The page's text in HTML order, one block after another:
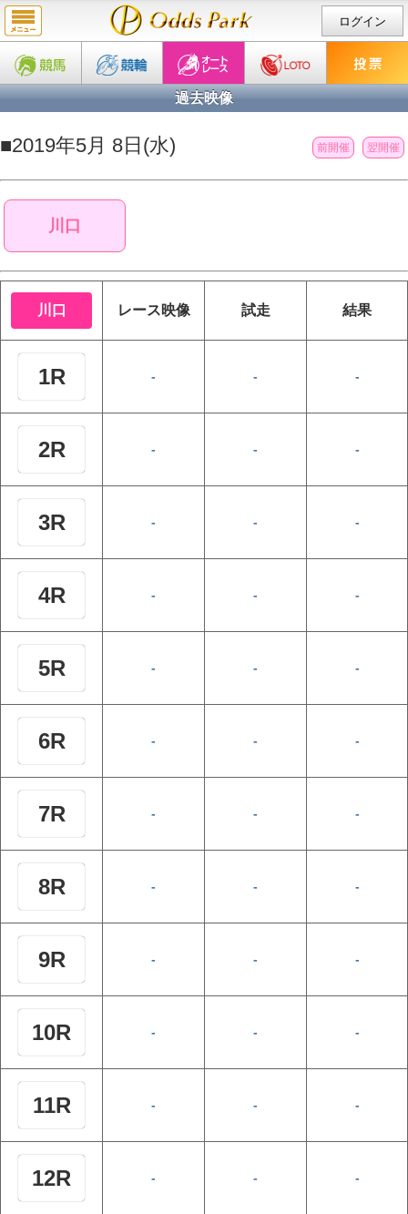
ログイン
過去映像
■2019年5月 8日(水) 前開催 翌開催
川口
川口 レース映像 試走 結果
1R - - -
2R - - -
3R - - -
4R - - -
5R - - -
6R - - -
7R - - -
8R - - -
9R - - -
10R - - -
11R - - -
12R - - -